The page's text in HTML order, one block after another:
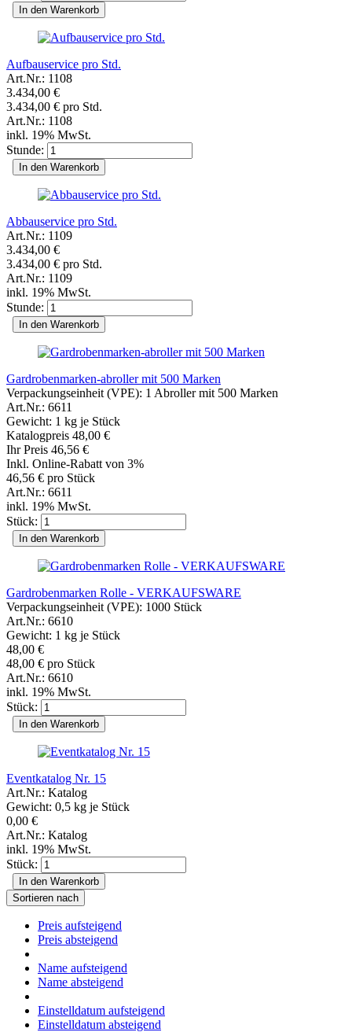
In den Warenkorb
Aufbauservice pro Std.
Art.Nr.: 1108
3.434,00 €
3.434,00 € pro Std.
Art.Nr.: 1108
inkl. 19% MwSt.
Stunde:
In den Warenkorb
Abbauservice pro Std.
Art.Nr.: 1109
3.434,00 €
3.434,00 € pro Std.
Art.Nr.: 1109
inkl. 19% MwSt.
Stunde:
In den Warenkorb
Gardrobenmarken-abroller mit 500 Marken
Verpackungseinheit (VPE): 1 Abroller mit 500 Marken
Art.Nr.: 6611
Gewicht: 1 kg je Stück
Katalogpreis 48,00 €
Ihr Preis 46,56 €
Inkl. Online-Rabatt von 3%
46,56 € pro Stück
Art.Nr.: 6611
inkl. 19% MwSt.
Stück:
In den Warenkorb
Gardrobenmarken Rolle - VERKAUFSWARE
Verpackungseinheit (VPE): 1000 Stück
Art.Nr.: 6610
Gewicht: 1 kg je Stück
48,00 €
48,00 € pro Stück
Art.Nr.: 6610
inkl. 19% MwSt.
Stück:
In den Warenkorb
Eventkatalog Nr. 15
Art.Nr.: Katalog
Gewicht: 0,5 kg je Stück
0,00 €
Art.Nr.: Katalog
inkl. 19% MwSt.
Stück:
In den Warenkorb
Sortieren nach
Preis aufsteigend
Preis absteigend
Name aufsteigend
Name absteigend
Einstelldatum aufsteigend
Einstelldatum absteigend